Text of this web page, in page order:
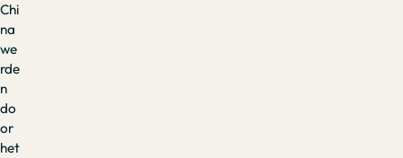
Chi
na
we
rde
n
do
or
het